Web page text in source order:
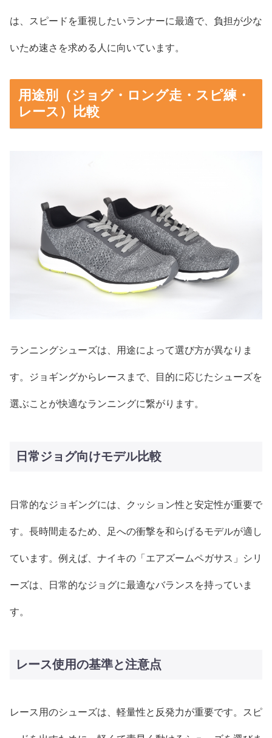
は、スピードを重視したいランナーに最適で、負担が少な
いため速さを求める人に向いています。
用途別（ジョグ・ロング走・スピ練・
レース）比較
ランニングシューズは、用途によって選び方が異なりま
す。ジョギングからレースまで、目的に応じたシューズを
選ぶことが快適なランニングに繋がります。
日常ジョグ向けモデル比較
日常的なジョギングには、クッション性と安定性が重要で
す。長時間走るため、足への衝撃を和らげるモデルが適し
ています。例えば、ナイキの「エアズームペガサス」シリ
ーズは、日常的なジョグに最適なバランスを持っていま
す。
レース使用の基準と注意点
レース用のシューズは、軽量性と反発力が重要です。スピ